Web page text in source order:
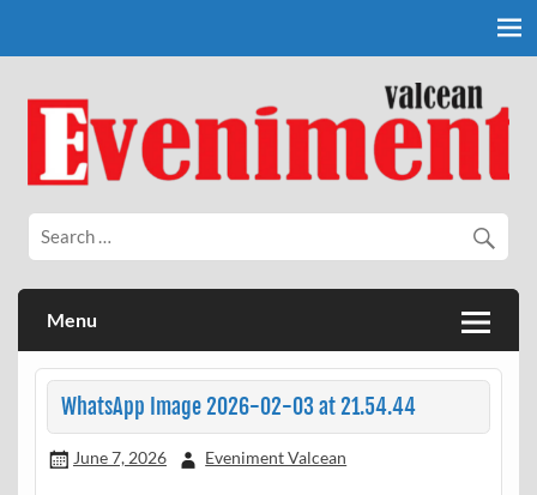
Eveniment Valcean
Menu
WhatsApp Image 2026-02-03 at 21.54.44
June 7, 2026 Eveniment Valcean